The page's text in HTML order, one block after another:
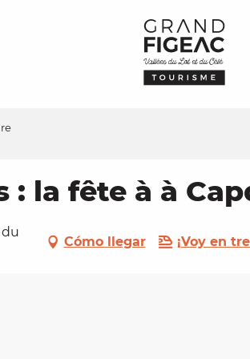
: la fête à à
Cómo llegar ¡Voy en